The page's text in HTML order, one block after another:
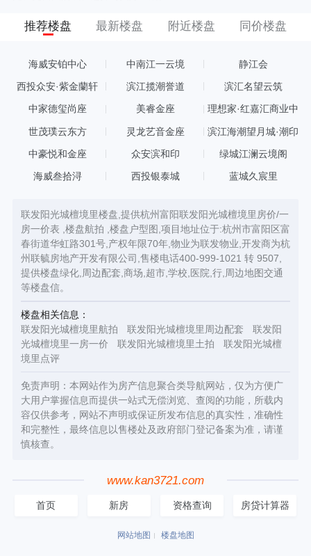
推荐楼盘 最新楼盘 附近楼盘 同价楼盘
海威安铂中心 中南江一云境 静江会
西投众安·紫金蘭轩 滨江揽潮誉道 滨汇名望云筑
中家德玺尚座 美睿金座
理想家·红嘉汇商业中
世茂璞云东方 灵龙艺音金座 滨江海潮望月城·潮印
中豪悦和金座 众安滨和印 绿城江澜云境阁
海威叁拾浔 西投银泰城 蓝城久宸里
联发阳光城檀境里楼盘,提供杭州富阳联发阳光城檀境里房价/一
房一价表 ,楼盘航拍 ,楼盘户型图,项目地址位于:杭州市富阳区富
春街道华虹路301号,产权年限70年,物业为联发物业,开发商为杭
州联毓房地产开发有限公司,售楼电话400-999-1021 转 9507,
提供楼盘绿化,周边配套,商场,超市,学校,医院,行,周边地图交通
等楼盘信。
楼盘相关信息：
联发阳光城檀境里航拍
联发阳光城檀境里周边配套
联发阳
光城檀境里一房一价
联发阳光城檀境里土拍
联发阳光城檀
境里点评
免责声明：本网站作为房产信息聚合类导航网站，仅为方便广
大用户掌握信息而提供一站式无偿浏览、查阅的功能，所载内
容仅供参考，网站不声明或保证所发布信息的真实性，准确性
和完整性，最终信息以售楼处及政府部门登记备案为准，请谨
慎核查。
www.kan3721.com
首页 新房 资格查询 房贷计算器
网站地图 楼盘地图